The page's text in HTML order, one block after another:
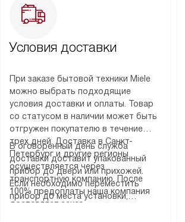
Условия доставки
При заказе бытовой техники Miele
можно выбрать подходящие
условия доставки и оплаты. Товар
со статусом в наличии может быть
отгружен покупателю в течение
трех дней. Доставка в Санкт-
Петербург и другие регионы
осуществляется через
транспортную компанию. После
100% предоплаты наша компания
доставляет заказ
В оговоренный день служба
доставки доставит упакованный
прибор до двери или прихожей.
Если необходимо переместить
прибор до места установки,